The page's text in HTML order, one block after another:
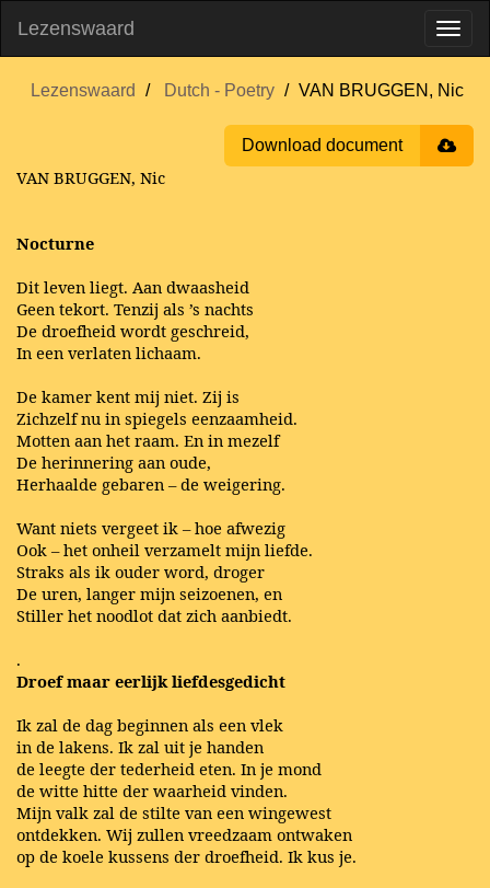
Lezenswaard
Lezenswaard Dutch - Poetry VAN BRUGGEN, Nic
Download document
VAN BRUGGEN, Nic
Nocturne
Dit leven liegt. Aan dwaasheid
Geen tekort. Tenzij als ’s nachts
De droefheid wordt geschreid,
In een verlaten lichaam.
De kamer kent mij niet. Zij is
Zichzelf nu in spiegels eenzaamheid.
Motten aan het raam. En in mezelf
De herinnering aan oude,
Herhaalde gebaren – de weigering.
Want niets vergeet ik – hoe afwezig
Ook – het onheil verzamelt mijn liefde.
Straks als ik ouder word, droger
De uren, langer mijn seizoenen, en
Stiller het noodlot dat zich aanbiedt.
.
Droef maar eerlijk liefdesgedicht
Ik zal de dag beginnen als een vlek
in de lakens. Ik zal uit je handen
de leegte der tederheid eten. In je mond
de witte hitte der waarheid vinden.
Mijn valk zal de stilte van een wingewest
ontdekken. Wij zullen vreedzaam ontwaken
op de koele kussens der droefheid. Ik kus je.